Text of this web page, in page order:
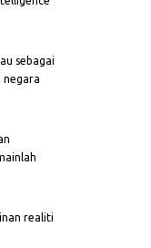
sebagai
negara
realiti